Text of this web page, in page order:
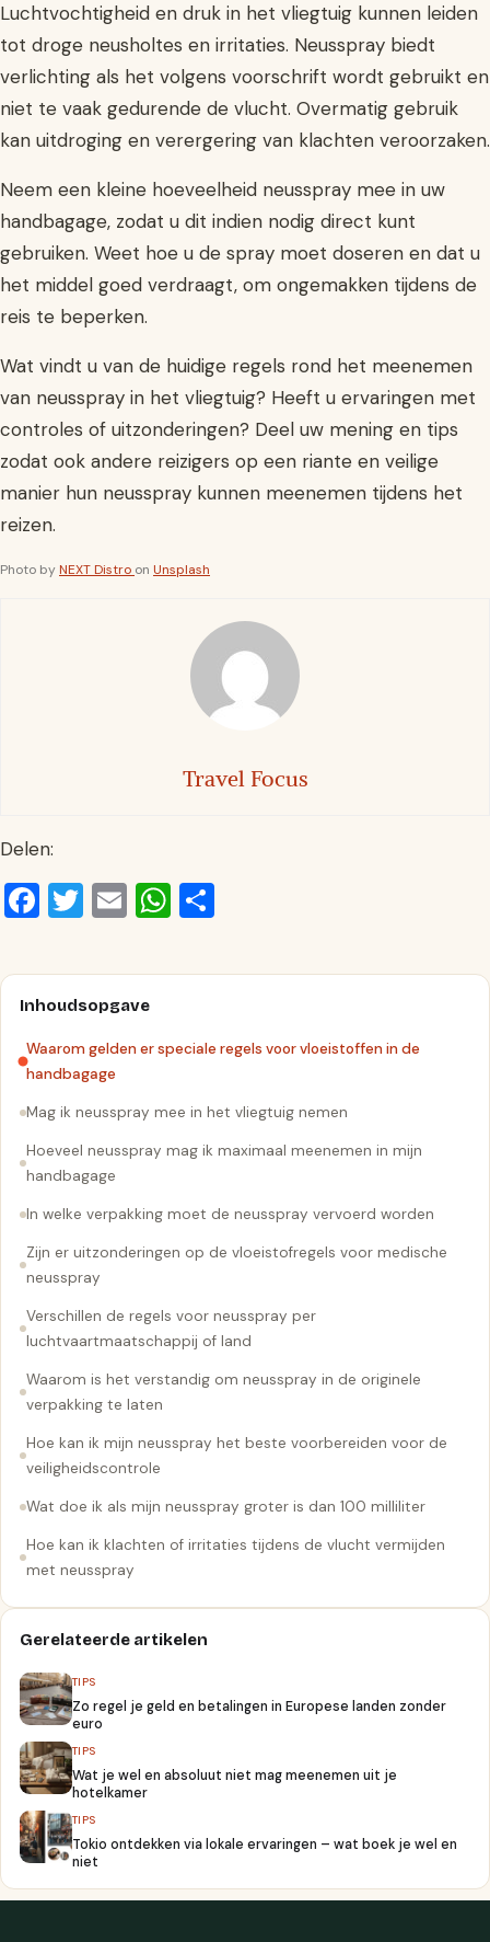
Luchtvochtigheid en druk in het vliegtuig kunnen leiden
tot droge neusholtes en irritaties. Neusspray biedt
verlichting als het volgens voorschrift wordt gebruikt en
niet te vaak gedurende de vlucht. Overmatig gebruik
kan uitdroging en verergering van klachten veroorzaken.
Neem een kleine hoeveelheid neusspray mee in uw
handbagage, zodat u dit indien nodig direct kunt
gebruiken. Weet hoe u de spray moet doseren en dat u
het middel goed verdraagt, om ongemakken tijdens de
reis te beperken.
Wat vindt u van de huidige regels rond het meenemen
van neusspray in het vliegtuig? Heeft u ervaringen met
controles of uitzonderingen? Deel uw mening en tips
zodat ook andere reizigers op een riante en veilige
manier hun neusspray kunnen meenemen tijdens het
reizen.
Photo byNEXT Distro on Unsplash
Travel Focus
Delen:
Facebook
Twitter
EmailWhatsApp
Inhoudsopgave
Waarom gelden er speciale regels voor vloeistoffen in de
handbagage
Mag ik neusspray mee in het vliegtuig nemen
Hoeveel neusspray mag ik maximaal meenemen in mijn
handbagage
In welke verpakking moet de neusspray vervoerd worden
Zijn er uitzonderingen op de vloeistofregels voor medische
neusspray
Verschillen de regels voor neusspray per
luchtvaartmaatschappij of land
Waarom is het verstandig om neusspray in de originele
verpakking te laten
Hoe kan ik mijn neusspray het beste voorbereiden voor de
veiligheidscontrole
Wat doe ik als mijn neusspray groter is dan 100 milliliter
Hoe kan ik klachten of irritaties tijdens de vlucht vermijden
met neusspray
Gerelateerde artikelen
TIPS
Zo regel je geld en betalingen in Europese landen zonder
euro
TIPS
Wat je wel en absoluut niet mag meenemen uit je
hotelkamer
TIPS
Tokio ontdekken via lokale ervaringen – wat boek je wel en
niet